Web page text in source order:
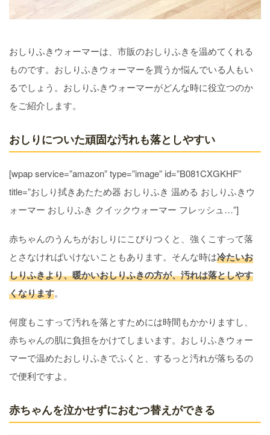
おしりふきウォーマーは、市販のおしりふきを温めてくれる
ものです。おしりふきウォーマーを買うか悩んでいる人もい
るでしょう。おしりふきウォーマーがどんな時に役立つのか
をご紹介します。
おしりについた頑固な汚れも落としやすい
[wpap service=”amazon” type=”image” id=”B081CXGKHF”
title=”おしり拭きあたため器 おしりふき 温める おしりふきウ
ォーマー おしりふき クイックウォーマー フレッシュ…”]
赤ちゃんのうんちがおしりにこびりつくと、強くこすって落
とさなければいけないこともあります。そんな時は冷たいお
しりふきより、暖かいおしりふきの方が、汚れは落としやす
くなります。
何度もこすって汚れを落とすためには時間もかかりますし、
赤ちゃんの肌に負担をかけてしまいます。おしりふきウォー
マーで温めたおしりふきでふくと、するっと汚れが落ちるの
で便利ですよ。
赤ちゃんを泣かせずにおむつ替えができる